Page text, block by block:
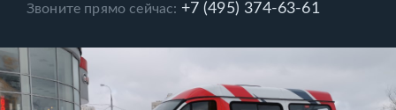
Звоните прямо сейчас: +7 (495) 374-63-61